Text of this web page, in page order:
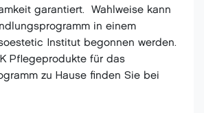
garantiert. Wahlweise kann
in einem
Institut begonnen werden.
Pflegeprodukte für das
zu Hause finden Sie bei